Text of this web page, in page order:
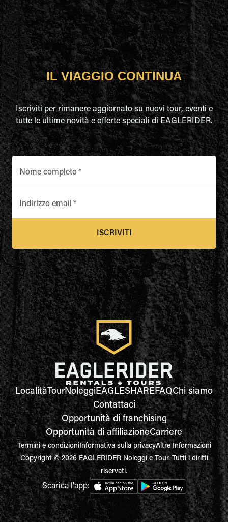
IL VIAGGIO CONTINUA
Iscriviti per rimanere aggiornato su nuovi tour, eventi e
tutte le ultime novità e offerte speciali di EAGLERIDER.
Nome completo*
Indirizzo email *
ISCRIVITI
LocalitàTourNoleggiEAGLESHAREFAQChi siamo
Contattaci
Opportunità di franchising
Opportunità di affiliazioneCarriere
Termini e condizioniInformativa sulla privacyAltre Informazioni
Copyright © 2026 EAGLERIDER Noleggi e Tour. Tutti i diritti
riservati.
Scarica l'app: